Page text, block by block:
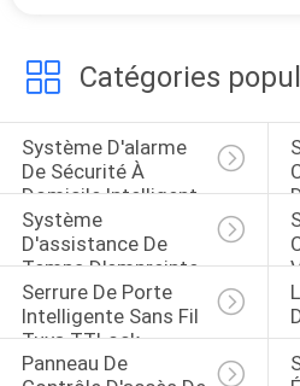
DU
SITE
POLITIQUE
EN
MATIÈRE
DE
PROTECTION
Catégories
Système D'alarme
De Sécurité À
Domicile Intelligent
Système
D'assistance De
Temps D'empreinte
Digitale
Serrure De Porte
Intelligente Sans Fil
Tuya TTLock
Panneau De